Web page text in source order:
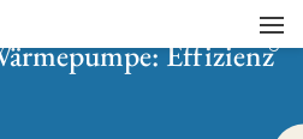
Effizienz